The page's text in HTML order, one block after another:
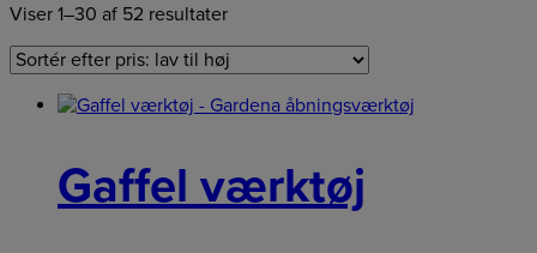
Viser 1–30 af 52 resultater
Gaffel værktøj